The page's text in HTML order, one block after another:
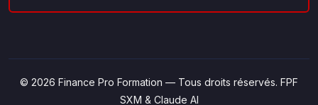
© 2026 Finance Pro Formation — Tous droits réservés. FPF
SXM & Claude AI